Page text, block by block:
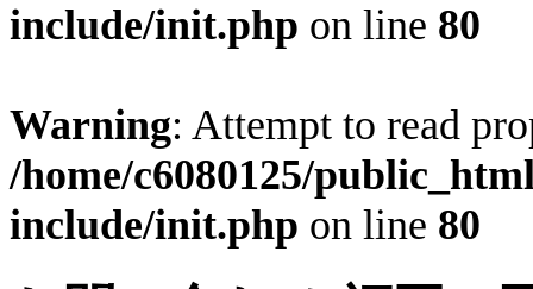
include/init.php on line 80
Warning: Attempt to read
/home/c6080125/
include/init.php on line 80